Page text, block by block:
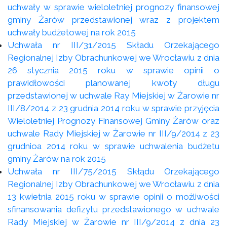
uchwały w sprawie wieloletniej prognozy finansowej
gminy Żarów przedstawionej wraz z projektem
uchwały budżetowej na rok 2015
Uchwała nr III/31/2015 Składu Orzekającego
Regionalnej Izby Obrachunkowej we Wrocławiu z dnia
26 stycznia 2015 roku w sprawie opinii o
prawidłowości planowanej kwoty długu
przedstawionej w uchwale Ray Miejskiej w Żarowie nr
III/8/2014 z 23 grudnia 2014 roku w sprawie przyjęcia
Wieloletniej Prognozy Finansowej Gminy Żarów oraz
uchwale Rady Miejskiej w Żarowie nr III/9/2014 z 23
grudnioa 2014 roku w sprawie uchwalenia budżetu
gminy Żarów na rok 2015
Uchwała nr III/75/2015 Skłądu Orzekającego
Regionalnej Izby Obrachunkowej we Wrocławiu z dnia
13 kwietnia 2015 roku w sprawie opinii o możliwości
sfinansowania defizytu przedstawionego w uchwale
Rady Miejskiej w Żarowie nr III/9/2014 z dnia 23